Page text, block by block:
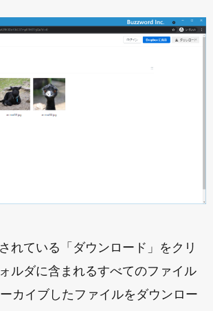
れている「ダウンロード」をクリ
ルダに含まれるすべてのファイル
カイブしたファイルをダウンロー